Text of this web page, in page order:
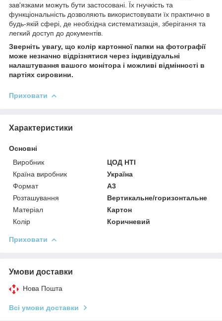
зав'язками можуть бути застосовані. Їх гнучкість та
функціональність дозволяють використовувати їх практично в
будь-якій сфері, де необхідна систематизація, зберігання та
легкий доступ до документів.
Зверніть увагу, що колір картонної папки на фотографії
може незначно відрізнятися через індивідуальні
налаштування вашого монітора і можливі відмінності в
партіях сировини.
Приховати
Характеристики
Основні
Виробник
ЦОД НТІ
Країна виробник
Україна
Формат
A3
Розташування
Вертикальне/горизонтальне
Матеріал
Картон
Колір
Коричневий
Приховати
Умови доставки
Нова Пошта
Всі умови доставки